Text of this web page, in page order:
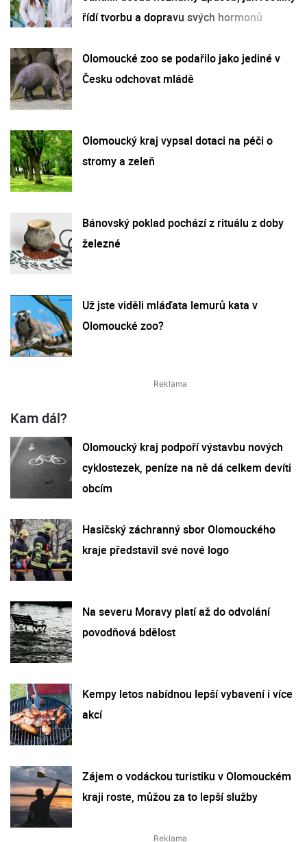
řídí tvorbu a dopravu svých hormonů
Olomoucké zoo se podařilo jako jediné v
Česku odchovat mládě
Olomoucký kraj vypsal dotaci na péči o
stromy a zeleň
Bánovský poklad pochází z rituálu z doby
železné
Už jste viděli mláďata lemurů kata v
Olomoucké zoo?
Kam dál?
Olomoucký kraj podpoří výstavbu nových
cyklostezek, peníze na ně dá celkem devíti
obcím
Hasičský záchranný sbor Olomouckého
kraje představil své nové logo
Na severu Moravy platí až do odvolání
povodňová bdělost
Kempy letos nabídnou lepší vybavení i více
akcí
Zájem o vodáckou turistiku v Olomouckém
kraji roste, můžou za to lepší služby